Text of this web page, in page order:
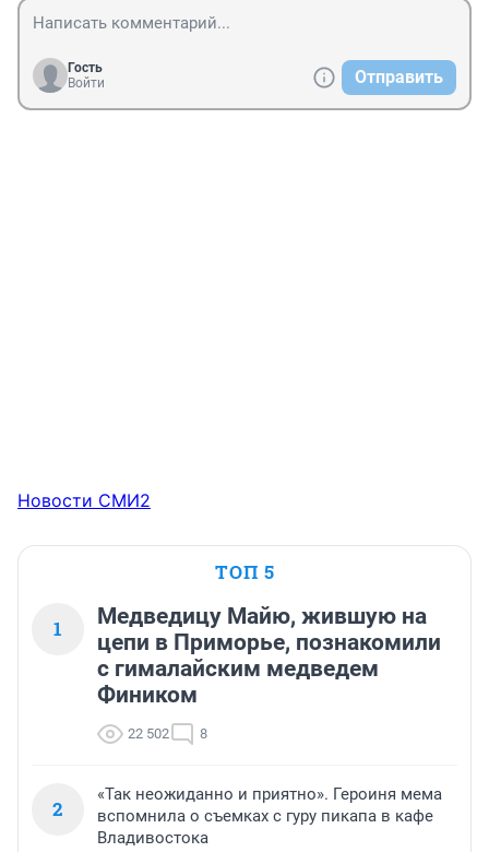
Гость
Войти
Отправить
Новости СМИ2
ТОП 5
1
Медведицу Майю, жившую на
цепи в Приморье, познакомили
с гималайским медведем
Фиником
22 502 8
2
«Так неожиданно и приятно». Героиня мема
вспомнила о съемках с гуру пикапа в кафе
Владивостока